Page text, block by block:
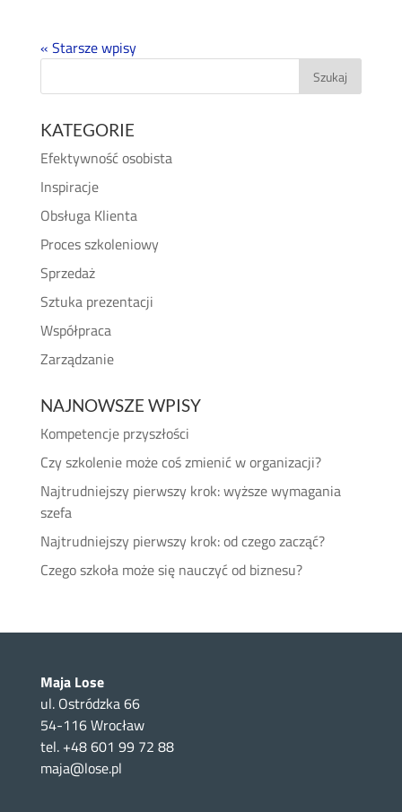
« Starsze wpisy
KATEGORIE
Efektywność osobista
Inspiracje
Obsługa Klienta
Proces szkoleniowy
Sprzedaż
Sztuka prezentacji
Współpraca
Zarządzanie
NAJNOWSZE WPISY
Kompetencje przyszłości
Czy szkolenie może coś zmienić w organizacji?
Najtrudniejszy pierwszy krok: wyższe wymagania
szefa
Najtrudniejszy pierwszy krok: od czego zacząć?
Czego szkoła może się nauczyć od biznesu?
Maja Lose
ul. Ostródzka 66
54-116 Wrocław
tel. +48 601 99 72 88
maja@lose.pl